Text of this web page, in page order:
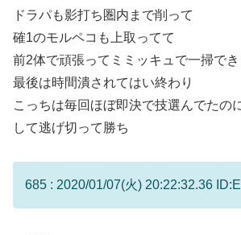
ドラパも影打ち圏内まで削って
確1のモルペコも上取ってて
前2体で頑張ってミミッキュで一掃で
最後は時間潰されてはい終わり
こっちは毎回ほぼ即決で技選んでたの
して逃げ切って勝ち
685 : 2020/01/07(火) 20:22:32.36